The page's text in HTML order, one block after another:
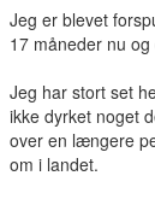
Jeg er blevet
17 måneder nu
Jeg har stort set
ikke dyrket noget
over en længere
om i landet.